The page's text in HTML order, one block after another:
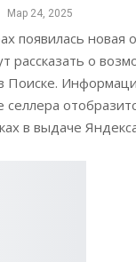
Мар 24, 2025
появилась новая
рассказать о
Поиске.
селлера
в выдаче